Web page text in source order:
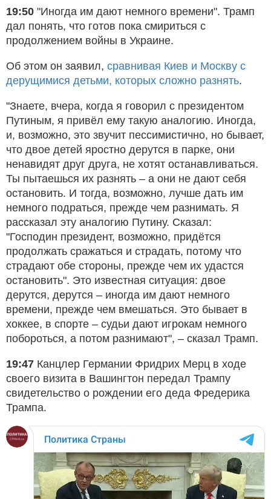
19:50 "Иногда им дают немного времени". Трамп
дал понять, что готов пока смириться с
продолжением войны в Украине.
Об этом он заявил, сравнивая Киев и Москву с
дерущимися детьми, которых сложно разнять.
"Знаете, вчера, когда я говорил с президентом
Путиным, я привёл ему такую аналогию. Иногда,
и, возможно, это звучит пессимистично, но бывает,
что двое детей яростно дерутся в парке, они
ненавидят друг друга, не хотят останавливаться.
Ты пытаешься их разнять – а они не дают себя
остановить. И тогда, возможно, лучше дать им
немного подраться, прежде чем разнимать. Я
рассказал эту аналогию Путину. Сказал:
"Господин президент, возможно, придётся
продолжать сражаться и страдать, потому что
страдают обе стороны, прежде чем их удастся
остановить". Это известная ситуация: двое
дерутся, дерутся – иногда им дают немного
времени, прежде чем вмешаться. Это бывает в
хоккее, в спорте – судьи дают игрокам немного
побороться, а потом разнимают", – сказал Трамп.
19:47 Канцлер Германии Фридрих Мерц в ходе
своего визита в Вашингтон передал Трампу
свидетельство о рождении его деда Фредерика
Трампа.